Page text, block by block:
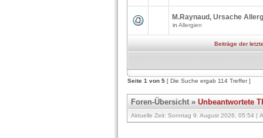
M.Raynaud, Ursache
in Allergien
Beiträge der
Seite 1 von 5 [ Die Suche ergab 114 Treffer ]
Foren-Übersicht» Unbeantwortete
Aktuelle Zeit: Sonntag 9. August 2026, 05:54 |